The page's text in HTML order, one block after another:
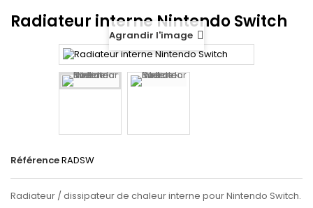
Radiateur interne Nintendo Switch
Agrandir l'image
RéférenceRADSW
Radiateur / dissipateur de chaleur interne pour Nintendo Switch.